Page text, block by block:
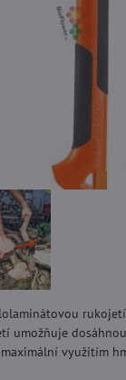
umožňuje
využitím